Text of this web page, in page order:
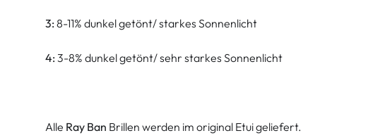
3: 8-11% dunkel getönt/ starkes Sonnenlicht
4: 3-8% dunkel getönt/ sehr starkes Sonnenlicht
Alle Ray Ban Brillen werden im original Etui geliefert.